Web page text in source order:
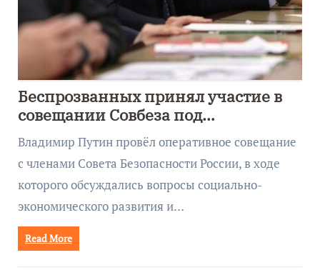
Беспрозванных принял участие в
совещании Совбеза под
руководством Путина
Владимир Путин провёл оперативное совещание
с членами Совета Безопасности России, в ходе
которого обсуждались вопросы социально-
экономического развития и…
Read More